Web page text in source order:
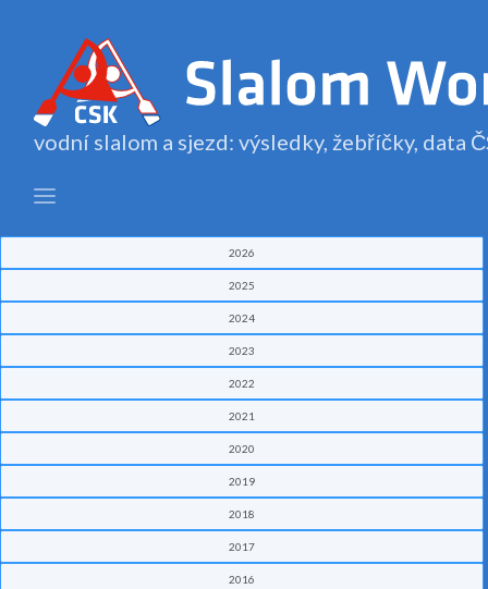
vodní slalom a sjezd: výsledky, žebříčky, data
2026
2025
2024
2023
2022
2021
2020
2019
2018
2017
2016